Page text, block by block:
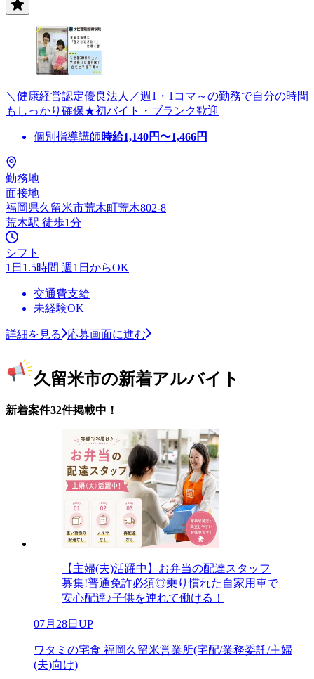
＼健康経営認定優良法人／週1・1コマ～の勤務で自分の時間
もしっかり確保★初バイト・ブランク歓迎
個別指導講師時給1,140円〜1,466円
勤務地
面接地
福岡県久留米市荒木町荒木802-8
荒木駅 徒歩1分
シフト
1日1.5時間 週1日からOK
交通費支給
未経験OK
詳細を見る 応募画面に進む
久留米市の新着アルバイト
新着案件32件掲載中！
【主婦(夫)活躍中】お弁当の配達スタッフ
募集!普通免許必須◎乗り慣れた自家用車で
安心配達♪子供を連れて働ける！
07月28日UP
ワタミの宅食 福岡久留米営業所(宅配/業務委託/主婦
(夫)向け)